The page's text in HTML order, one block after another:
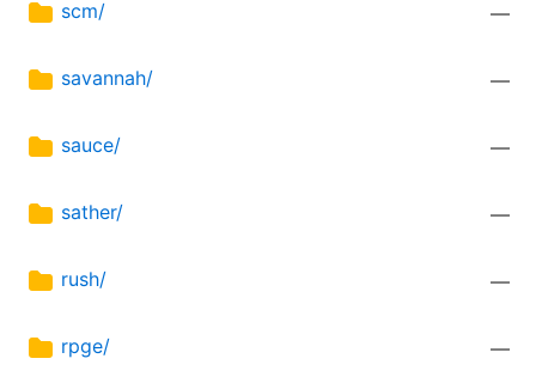
scm/ —
savannah/ —
sauce/ —
sather/ —
rush/ —
rpge/ —